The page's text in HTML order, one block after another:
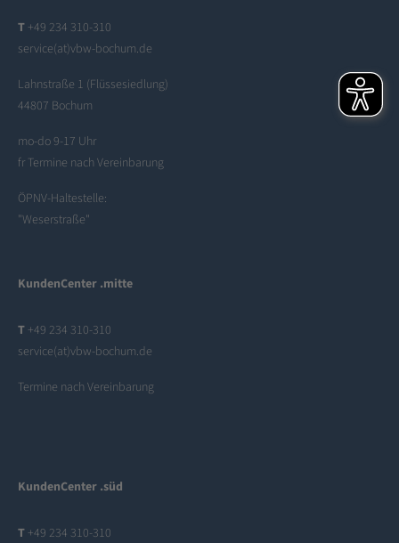
T +49 234 310-310
service(at)vbw-bochum.de
Lahnstraße 1 (Flüssesiedlung)
44807 Bochum
mo-do 9-17 Uhr
fr Termine nach Vereinbarung
ÖPNV-Haltestelle:
"Weserstraße"
KundenCenter .mitte
T +49 234 310-310
service(at)vbw-bochum.de
Termine nach Vereinbarung
KundenCenter .süd
T +49 234 310-310